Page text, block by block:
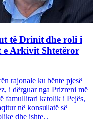
të Drinit dhe roli i
e Arkivit Shtetëror
rajonale ku bënte pjesë
i dërguar nga Prizreni më
famullitari katolik i Pejës,
në konsullatë së
dhe ishte...